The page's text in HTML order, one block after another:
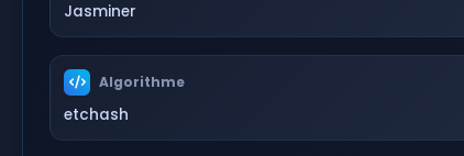
Jasminer
Algorithme
etchash